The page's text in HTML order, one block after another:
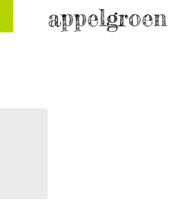
appelgroen